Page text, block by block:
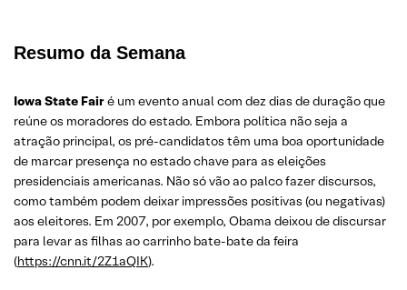
Resumo da Semana
IowaState Fairé um evento anual com dez dias de duração que
reúne os moradores do estado. Embora política não seja a
atração principal, os pré-candidatos têm uma boa oportunidade
de marcar presença no estado chave para as eleições
presidenciais americanas. Não só vão ao palco fazer discursos,
como também podem deixar impressões positivas (ou negativas)
aos eleitores. Em 2007, por exemplo, Obama deixou de discursar
para levar as filhas ao carrinho bate-bate da feira
(https://cnn.it/2Z1aQIK).